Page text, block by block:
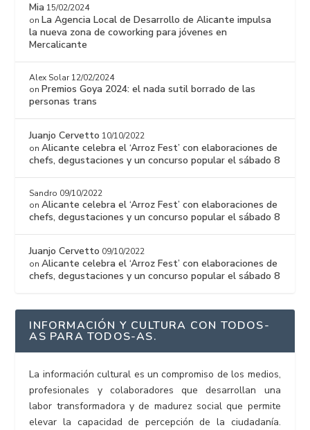
Mia 15/02/2024
on La Agencia Local de Desarrollo de Alicante impulsa
la nueva zona de coworking para jóvenes en
Mercalicante
Alex Solar 12/02/2024
on Premios Goya 2024: el nada sutil borrado de las
personas trans
Juanjo Cervetto 10/10/2022
onAlicante celebra el ‘Arroz Fest’ con elaboraciones de
chefs, degustaciones y un concurso popular el sábado 8
Sandro 09/10/2022
onAlicante celebra el ‘Arroz Fest’ con elaboraciones de
chefs, degustaciones y un concurso popular el sábado 8
Juanjo Cervetto 09/10/2022
onAlicante celebra el ‘Arroz Fest’ con elaboraciones de
chefs, degustaciones y un concurso popular el sábado 8
INFORMACIÓN Y CULTURA CON TODOS-
AS PARA TODOS-AS.
La información cultural es un compromiso de los medios,
profesionales y colaboradores que desarrollan una
labor transformadora y de madurez social que permite
elevar la capacidad de percepción de la ciudadanía.